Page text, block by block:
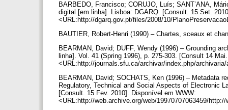
BARBEDO, Francisco; CORUJO, Luís; SANT’ANA,
digital [em linha]. Lisboa: DGARQ. [Consult. 15 Set.
<URL:http://dgarq.gov.pt/files/2008/10/
BAUTIER, Robert-Henri (1990) – Chartes, sceaux et
BEARMAN, David; DUFF, Wendy (1996) – Grounding
linha]. Vol. 41 (Spring 1996), p. 275-303. [Consult 14
<URL:http://journals.sfu.ca/archivar/index.php/
BEARMAN, David; SOCHATS, Ken (1996) – Metadata
Regulatory, Technical and Social Aspects of Electronic
[Consult. 15 Fev. 2010]. Disponível em WWW:
<URL:http://web.archive.org/web/19970707063459/